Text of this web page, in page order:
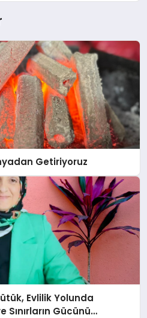
Getiriyoruz
Evlilik Yolunda
Sınırların Gücünü